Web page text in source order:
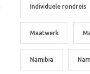
Individuele rondreis
Maatwerk
Namibia